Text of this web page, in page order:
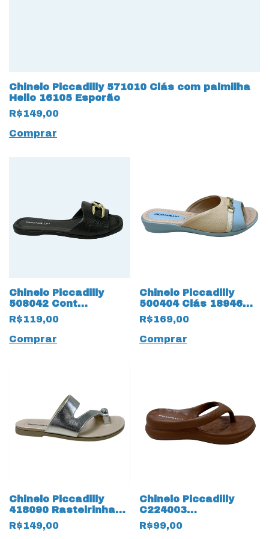
Chinelo Piccadilly 571010 Clás com palmilha
Hello 16105 Esporão
R$149,00
Comprar
Chinelo Piccadilly
508042 Cont
Rasteirinho 16101
Preto
R$119,00
Comprar
Chinelo Piccadilly
500404 Clás 18946
com proteção para
Joanete
R$169,00
Comprar
Chinelo Piccadilly
418090 Rasteirinha
Clas 18860 Prata
R$149,00
Chinelo Piccadilly
C224003
MarshMallow EVA
18851 Chocolate
R$99,00